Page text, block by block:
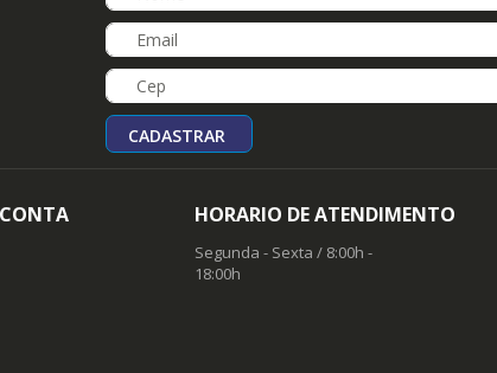
CADASTRAR
HORARIO DE ATENDIMENTO
Segunda - Sexta / 8:00h -
18:00h